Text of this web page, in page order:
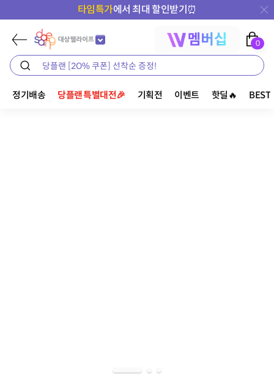
타임특가에서 최대 할인받기⏰
0
정기배송 당플랜 특별대전🎉 기획전 이벤트 핫딜🔥 BEST